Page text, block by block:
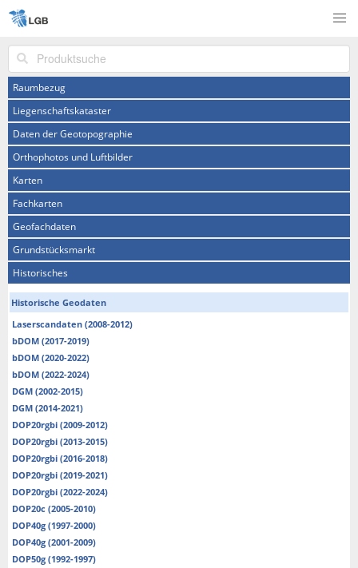
Produktsuche
Raumbezug
Liegenschaftskataster
Daten der Geotopographie
Orthophotos und Luftbilder
Karten
Fachkarten
Geofachdaten
Grundstücksmarkt
Historisches
Historische Geodaten
Laserscandaten (2008-2012)
bDOM (2017-2019)
bDOM (2020-2022)
bDOM (2022-2024)
DGM (2002-2015)
DGM (2014-2021)
DOP20rgbi (2009-2012)
DOP20rgbi (2013-2015)
DOP20rgbi (2016-2018)
DOP20rgbi (2019-2021)
DOP20rgbi (2022-2024)
DOP20c (2005-2010)
DOP40g (1997-2000)
DOP40g (2001-2009)
DOP50g (1992-1997)